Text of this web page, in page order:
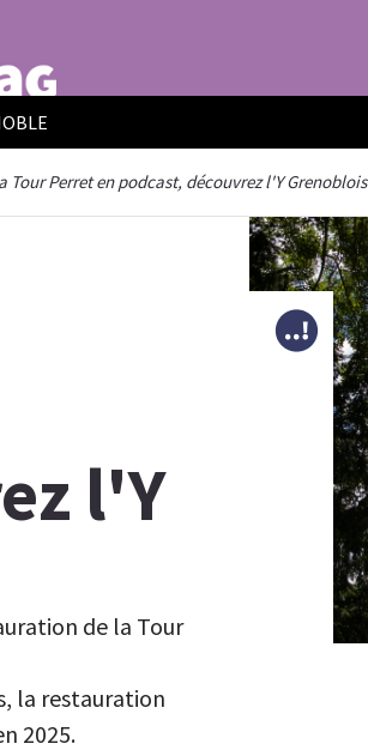
Tour Perret en podcast, découvrez l'Y Grenoblois
l'Y
de la Tour
la restauration
2025.